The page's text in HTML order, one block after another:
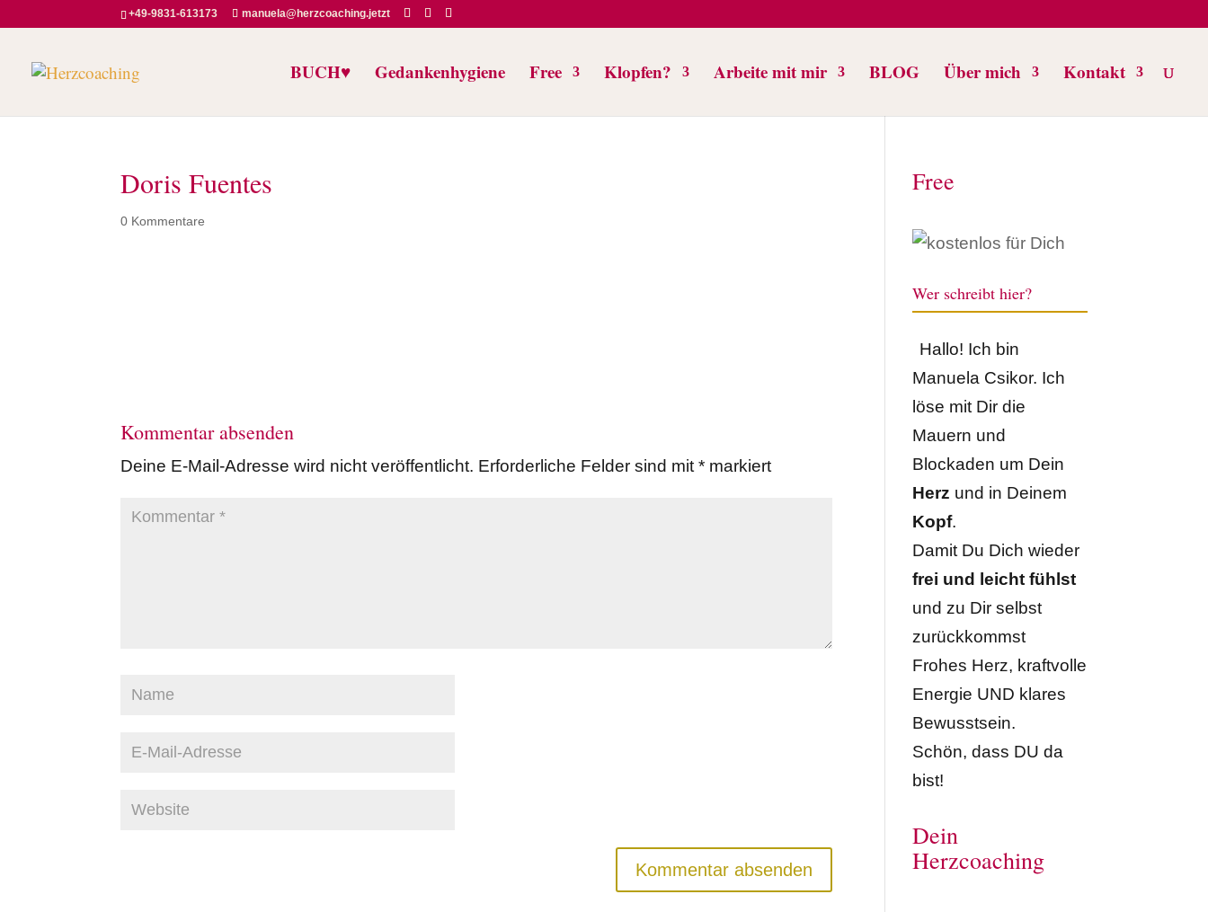
+49-9831-613173 manuela@herzcoaching.jetzt
BUCH♥️ Gedankenhygiene Free Klopfen? Arbeite mit mir BLOG Über mich Kontakt
Doris Fuentes
0 Kommentare
Kommentar absenden
Deine E-Mail-Adresse wird nicht veröffentlicht. Erforderliche Felder sind mit* markiert
Free
Wer schreibt hier?
Hallo! Ich bin
Manuela Csikor. Ich
löse mit Dir die
Mauern und
Blockaden um Dein
Herz und in Deinem
Kopf.
Damit Du Dich wieder
frei und leicht fühlst
und zu Dir selbst
zurückkommst
Frohes Herz, kraftvolle
Energie UND klares
Bewusstsein.
Schön, dass DU da
bist!
Dein
Herzcoaching